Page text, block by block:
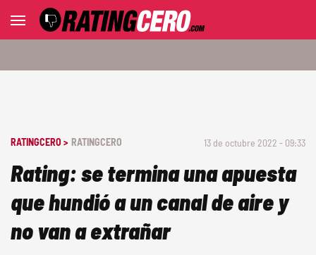
RATINGCERO > RATINGCERO 13 de octubre 2022 - 09:33
Rating: se termina una apuesta
que hundió a un canal de aire y
no van a extrañar